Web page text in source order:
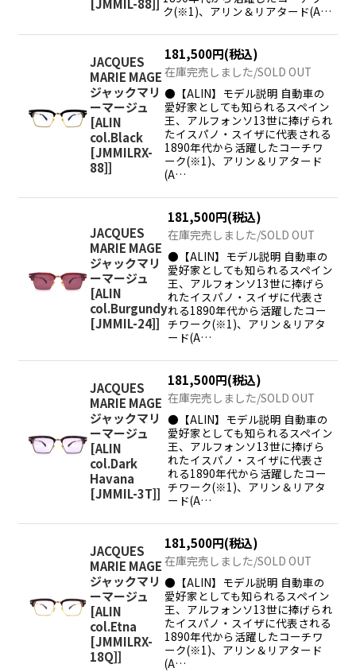
[JMMIL-88]] ク(※1)、アリン＆リアタード(A…
JACQUES
MARIE MAGE
ジャックマリ
ーマージュ
[ALIN
col.Black
[JMMILRX-
88]]
181,500円(税込)
在庫完売しました/SOLD OUT
●【ALIN】モデル説明 自動車の
愛好家としても知られるスペイン
王、アルフォンソ13世に捧げられ
たイスパノ・スイザに代表される
1890年代から活躍したコーチワ
ーク(※1)、アリン＆リアタード
(A…
JACQUES
MARIE MAGE
ジャックマリ
ーマージュ
[ALIN
col.Burgundy
[JMMIL-24]]
181,500円(税込)
在庫完売しました/SOLD OUT
●【ALIN】モデル説明 自動車の
愛好家としても知られるスペイン
王、アルフォンソ13世に捧げら
れたイスパノ・スイザに代表さ
れる1890年代から活躍したコー
チワーク(※1)、アリン＆リアタ
ード(A…
JACQUES
MARIE MAGE
ジャックマリ
ーマージュ
[ALIN
col.Dark
Havana
[JMMIL-3T]]
181,500円(税込)
在庫完売しました/SOLD OUT
●【ALIN】モデル説明 自動車の
愛好家としても知られるスペイン
王、アルフォンソ13世に捧げら
れたイスパノ・スイザに代表さ
れる1890年代から活躍したコー
チワーク(※1)、アリン＆リアタ
ード(A…
JACQUES
MARIE MAGE
ジャックマリ
ーマージュ
[ALIN
col.Etna
[JMMILRX-
18Q]]
181,500円(税込)
在庫完売しました/SOLD OUT
●【ALIN】モデル説明 自動車の
愛好家としても知られるスペイン
王、アルフォンソ13世に捧げられ
たイスパノ・スイザに代表される
1890年代から活躍したコーチワ
ーク(※1)、アリン＆リアタード
(A…